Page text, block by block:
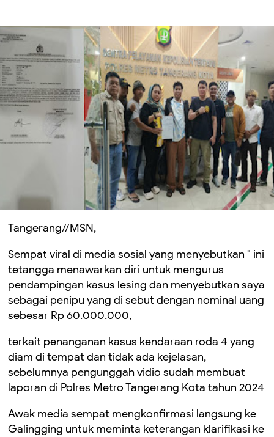
Tangerang//MSN,
Sempat viral di media sosial yang menyebutkan " ini
tetangga menawarkan diri untuk mengurus
pendampingan kasus lesing dan menyebutkan saya
sebagai penipu yang di sebut dengan nominal uang
sebesar Rp 60.000.000,
terkait penanganan kasus kendaraan roda 4 yang
diam di tempat dan tidak ada kejelasan,
sebelumnya pengunggah vidio sudah membuat
laporan di Polres Metro Tangerang Kota tahun 2024
Awak media sempat mengkonfirmasi langsung ke
Galingging untuk meminta keterangan klarifikasi ke